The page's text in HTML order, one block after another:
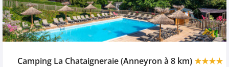
Camping La Chataigneraie (Anneyron à 8 km)★★★★